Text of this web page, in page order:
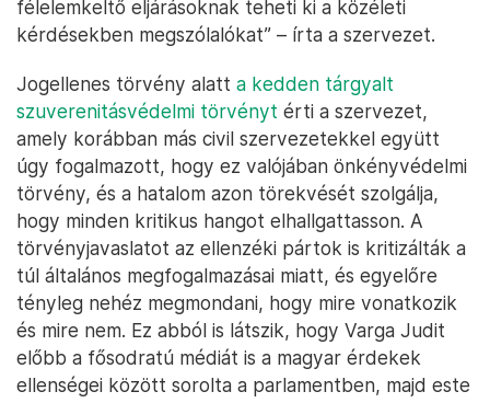
félelemkeltő eljárásoknak teheti ki a közéleti
kérdésekben megszólalókat” – írta a szervezet.
Jogellenes törvény alatt a kedden tárgyalt
szuverenitásvédelmi törvényt érti a szervezet,
amely korábban más civil szervezetekkel együtt
úgy fogalmazott, hogy ez valójában önkényvédelmi
törvény, és a hatalom azon törekvését szolgálja,
hogy minden kritikus hangot elhallgattasson. A
törvényjavaslatot az ellenzéki pártok is kritizálták a
túl általános megfogalmazásai miatt, és egyelőre
tényleg nehéz megmondani, hogy mire vonatkozik
és mire nem. Ez abból is látszik, hogy Varga Judit
előbb a fősodratú médiát is a magyar érdekek
ellenségei között sorolta a parlamentben, majd este